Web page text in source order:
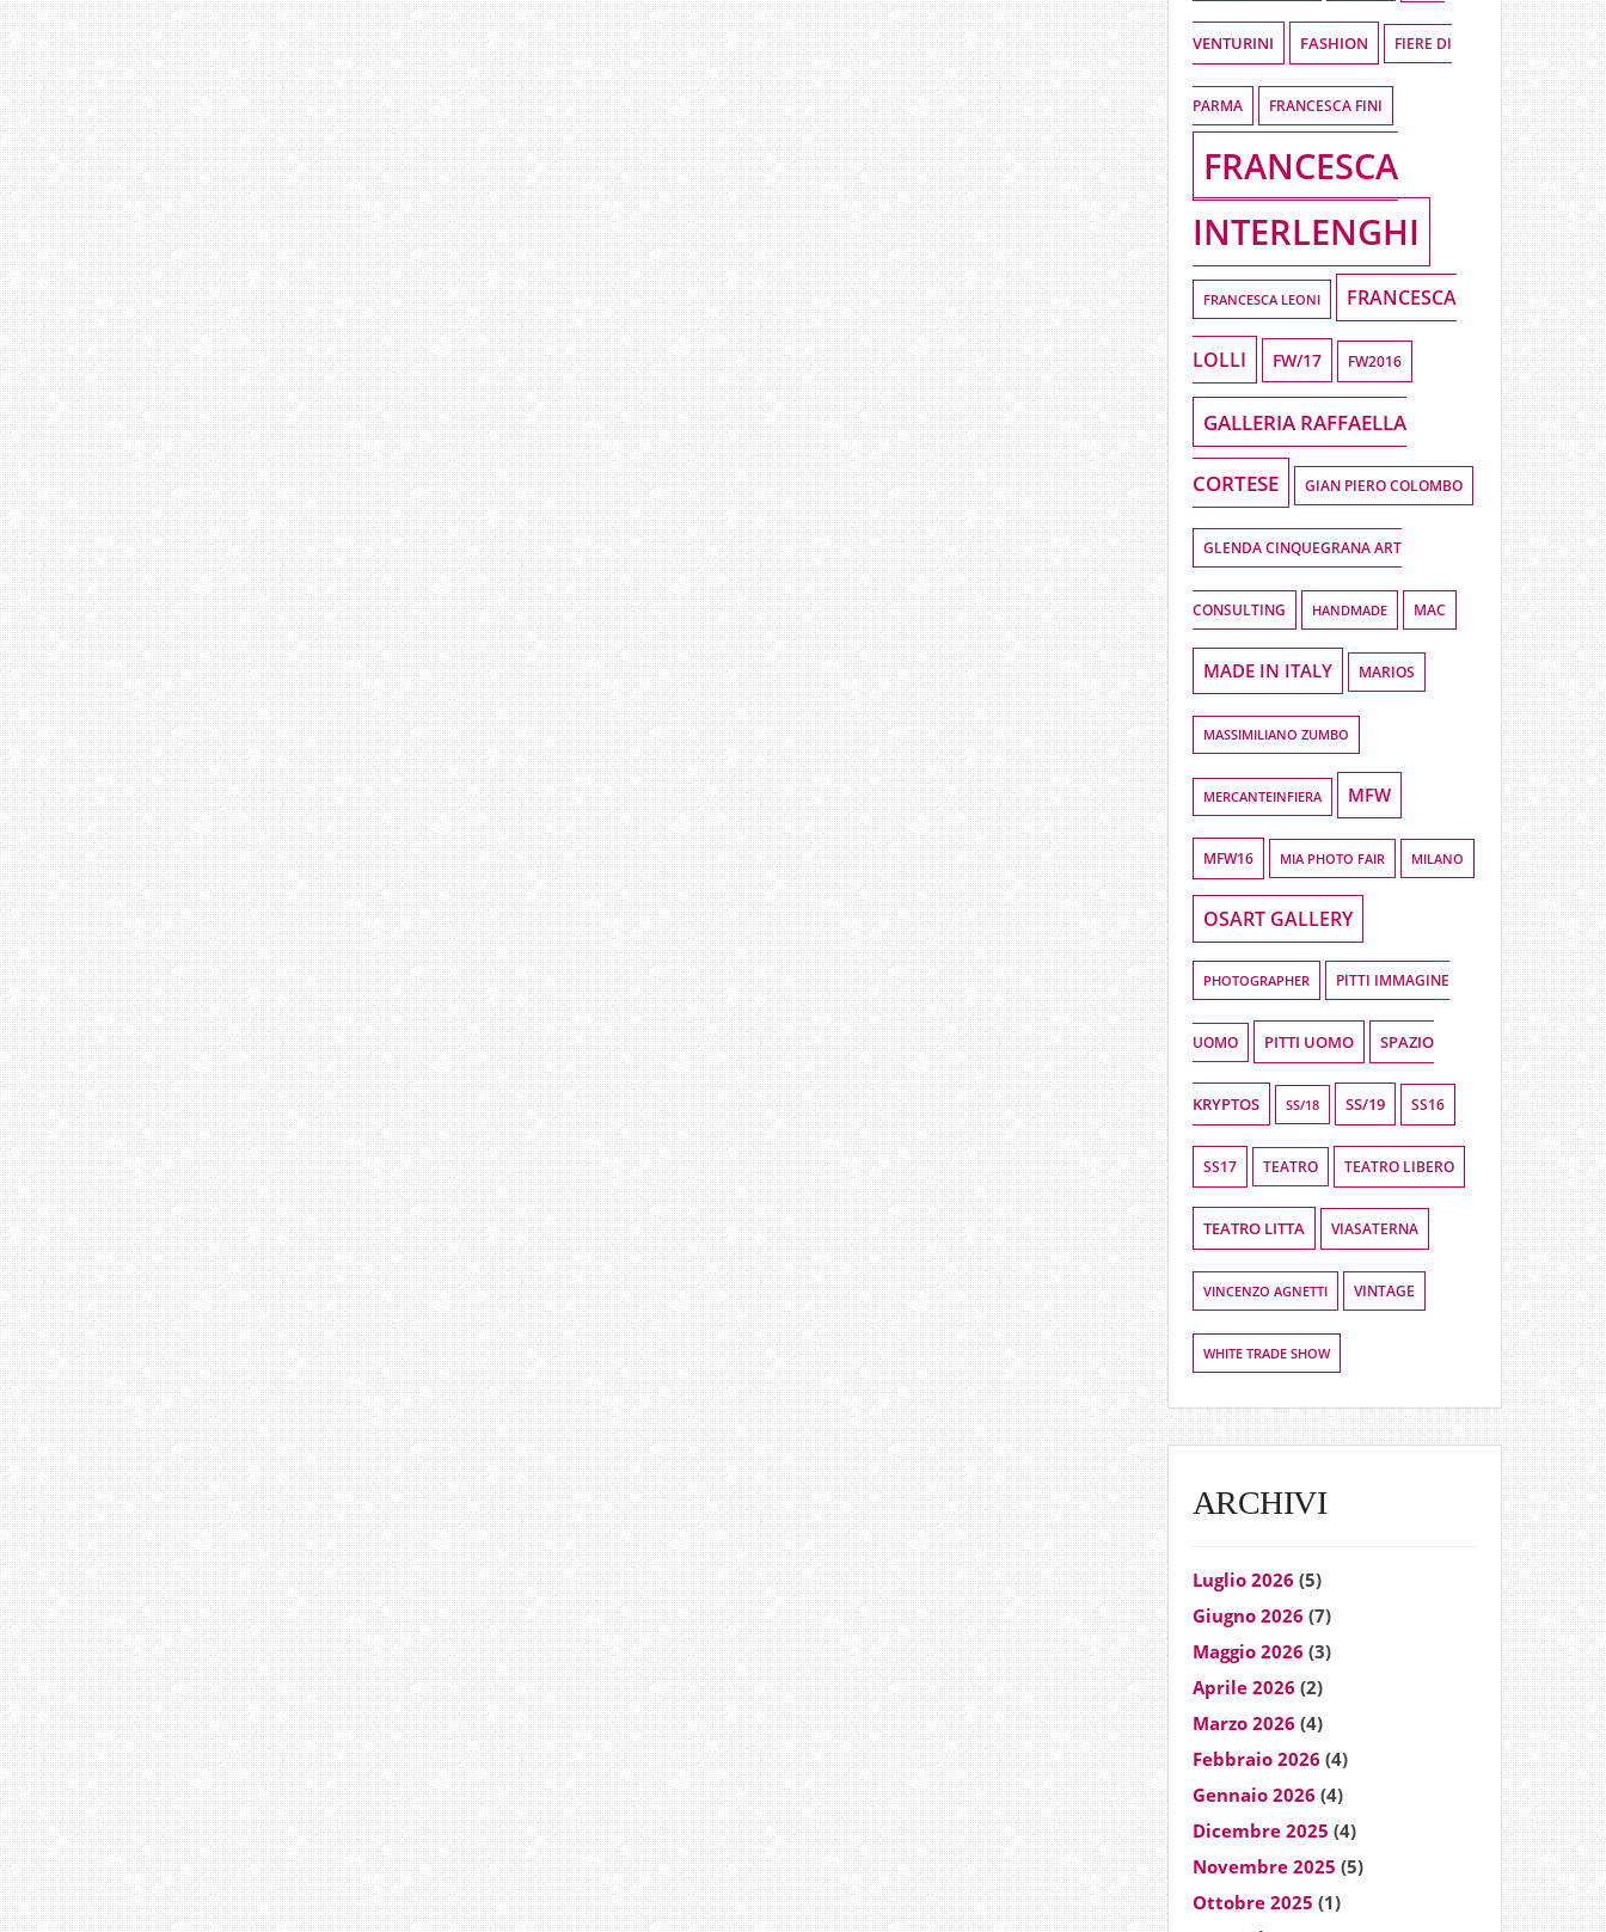
VENTURINI FASHION FIERE DI
PARMA FRANCESCA FINI
FRANCESCA
INTERLENGHI
FRANCESCA LEONI FRANCESCA
LOLLI FW/17 FW2016
GALLERIA RAFFAELLA
CORTESE GIAN PIERO COLOMBO
GLENDA CINQUEGRANA ART
CONSULTING HANDMADE MAC
MADE IN ITALY MARIOS
MASSIMILIANO ZUMBO
MERCANTEINFIERA MFW
MFW16 MIA PHOTO FAIR MILANO
OSART GALLERY
PHOTOGRAPHER PITTI IMMAGINE
UOMO PITTI UOMO SPAZIO
KRYPTOS SS/18 SS/19 SS16
SS17 TEATRO TEATRO LIBERO
TEATRO LITTA VIASATERNA
VINCENZO AGNETTI VINTAGE
WHITE TRADE SHOW
ARCHIVI
Luglio 2026 (5)
Giugno 2026 (7)
Maggio 2026 (3)
Aprile 2026 (2)
Marzo 2026 (4)
Febbraio 2026 (4)
Gennaio 2026 (4)
Dicembre 2025 (4)
Novembre 2025 (5)
Ottobre 2025 (1)